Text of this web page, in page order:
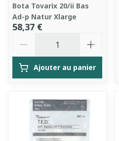
Bota Tovarix 20/ii Bas
Ad-p Natur Xlarge
58,37 €
Ajouter au panier